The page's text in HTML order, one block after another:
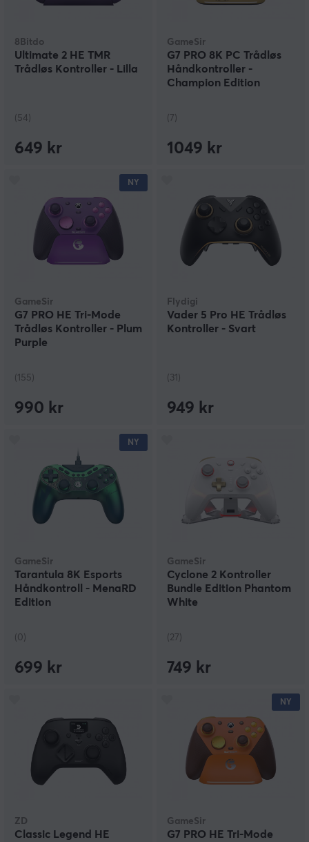
8Bitdo
Ultimate 2 HE TMR
Trådløs Kontroller - Lilla
(54)
649 kr
GameSir
G7 PRO 8K PC Trådløs
Håndkontroller -
Champion Edition
(7)
1049 kr
NY
GameSir
G7 PRO HE Tri-Mode
Trådløs Kontroller - Plum
Purple
(155)
990 kr
Flydigi
Vader 5 Pro HE Trådløs
Kontroller - Svart
(31)
949 kr
NY
GameSir
Tarantula 8K Esports
Håndkontroll - MenaRD
Edition
(0)
699 kr
GameSir
Cyclone 2 Kontroller
Bundle Edition Phantom
White
(27)
749 kr
ZD
Classic Legend HE
NY
GameSir
G7 PRO HE Tri-Mode